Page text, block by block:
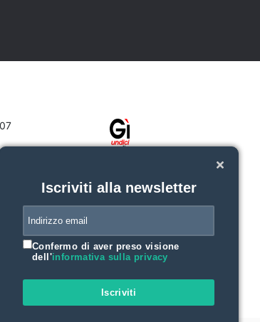
Iscriviti alla newsletter
Confermo di aver preso visione
dell'informativa sulla privacy
Iscriviti